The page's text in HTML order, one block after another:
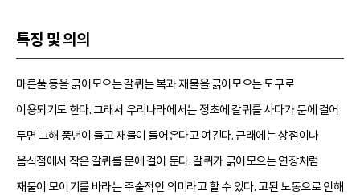
특징 및 의의
마른풀 등을 긁어모으는 갈퀴는 복과 재물을 긁어모으는 도구로
이용되기도 한다. 그래서 우리나라에서는 정초에 갈퀴를 사다가 문에 걸어
두면 그해 풍년이 들고 재물이 들어온다고 여긴다. 근래에는 상점이나
음식점에서 작은 갈퀴를 문에 걸어 둔다. 갈퀴가 긁어모으는 연장처럼
재물이 모이기를 바라는 주술적인 의미라고 할 수 있다. 고된 노동으로 인해